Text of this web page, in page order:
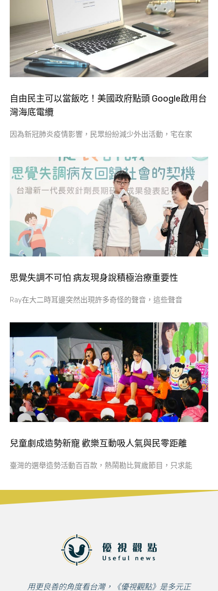
自由民主可以當飯吃！美國政府點頭 Google啟用台
灣海底電纜
因為新冠肺炎疫情影響，民眾紛紛減少外出活動，宅在家
思覺失調不可怕 病友現身說積極治療重要性
Ray在大二時耳邊突然出現許多奇怪的聲音，這些聲音
兒童劇成造勢新寵 歡樂互動吸人氣與民零距離
臺灣的選舉造勢活動百百款，熱鬧勘比賀歲節目，只求能
用更良善的角度看台灣，《優視觀點》是多元正